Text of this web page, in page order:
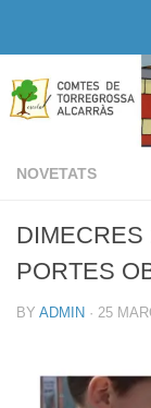
NOVETATS
DIMECRES
PORTES
BY ADMIN · 25